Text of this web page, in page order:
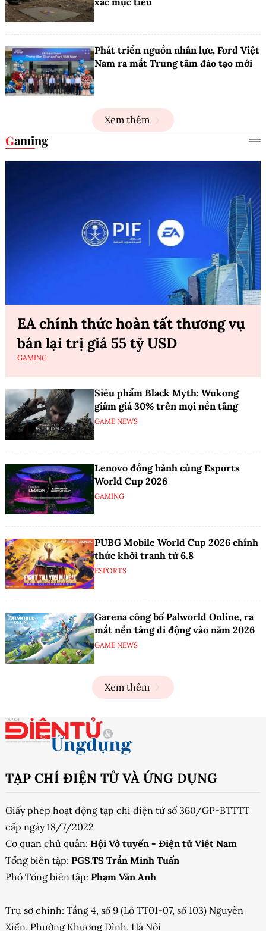
Phát triển nguồn nhân lực, Ford Việt
Nam ra mắt Trung tâm đào tạo mới
Xem thêm
Gaming
EA chính thức hoàn tất thương vụ
bán lại trị giá 55 tỷ USD
GAMING
Siêu phẩm Black Myth: Wukong
giảm giá 30% trên mọi nền tảng
GAME NEWS
Lenovo đồng hành cùng Esports
World Cup 2026
GAMING
PUBG Mobile World Cup 2026 chính
thức khởi tranh từ 6.8
ESPORTS
Garena công bố Palworld Online, ra
mắt nền tảng di động vào năm 2026
GAME NEWS
Xem thêm
TẠP CHÍ ĐIỆN TỬ VÀ ỨNG DỤNG
Giấy phép hoạt động tạp chí điện tử số 360/GP-BTTTT
cấp ngày 18/7/2022
Cơ quan chủ quản: Hội Vô tuyến - Điện tử Việt Nam
Tổng biên tập: PGS.TS Trần Minh Tuấn
Phó Tổng biên tập: Phạm Văn Anh
Trụ sở chính: Tầng 4, số 9 (Lô TT01-07, số 103) Nguyễn
Xiển, Phường Khương Đình, Hà Nội